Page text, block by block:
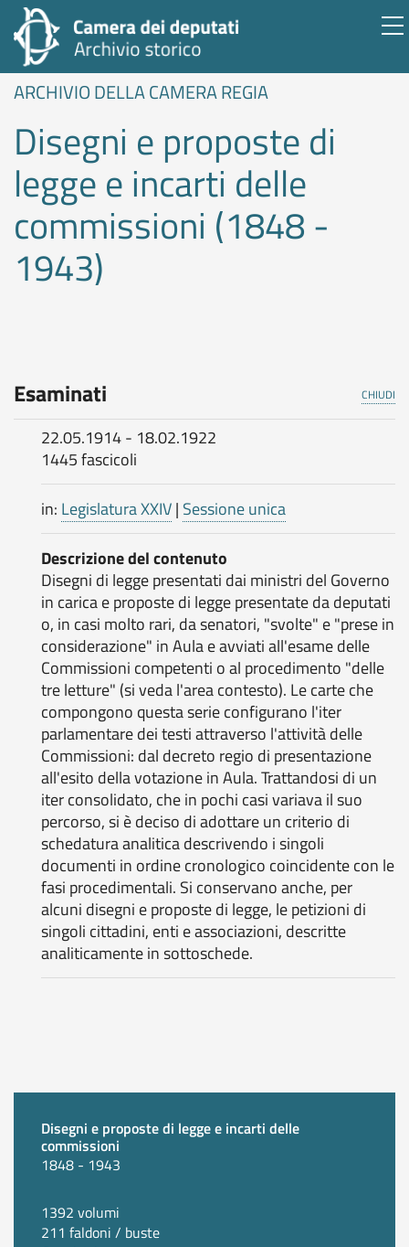
ARCHIVIO DELLA CAMERA REGIA
Disegni e proposte di
legge e incarti delle
commissioni (1848 -
1943)
Esaminati CHIUDI
22.05.1914 - 18.02.1922
1445 fascicoli
in: Legislatura XXIV| Sessione unica
Descrizione del contenuto
Disegni di legge presentati dai ministri del Governo
in carica e proposte di legge presentate da deputati
o, in casi molto rari, da senatori, "svolte" e "prese in
considerazione" in Aula e avviati all'esame delle
Commissioni competenti o al procedimento "delle
tre letture" (si veda l'area contesto). Le carte che
compongono questa serie configurano l'iter
parlamentare dei testi attraverso l'attività delle
Commissioni: dal decreto regio di presentazione
all'esito della votazione in Aula. Trattandosi di un
iter consolidato, che in pochi casi variava il suo
percorso, si è deciso di adottare un criterio di
schedatura analitica descrivendo i singoli
documenti in ordine cronologico coincidente con le
fasi procedimentali. Si conservano anche, per
alcuni disegni e proposte di legge, le petizioni di
singoli cittadini, enti e associazioni, descritte
analiticamente in sottoschede.
Disegni e proposte di legge e incarti delle
commissioni
1848 - 1943
1392 volumi
211 faldoni / buste